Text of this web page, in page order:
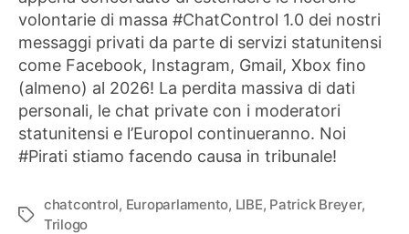
volontarie di massa #ChatControl 1.0 dei nostri
messaggi privati ​​da parte di servizi statunitensi
come Facebook, Instagram, Gmail, Xbox fino
(almeno) al 2026! La perdita massiva di dati
personali, le chat private con i moderatori
statunitensi e l’Europol continueranno. Noi
#Pirati stiamo facendo causa in tribunale!
Tag
chatcontrol, Europarlamento, LIBE, Patrick Breyer,
Trilogo